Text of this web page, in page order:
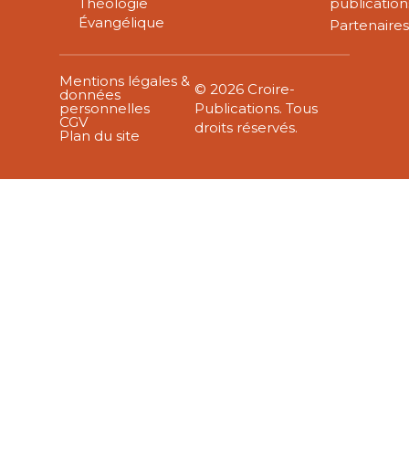
Évangélique
Partenaires
Mentions légales &
données
personnelles
CGV
Plan du site
© 2026 Croire-
Publications. Tous
droits réservés.